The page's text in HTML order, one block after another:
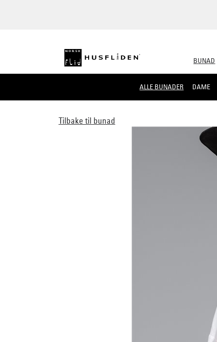
BUNAD
ALLE BUNADER DAME
Tilbake til bunad